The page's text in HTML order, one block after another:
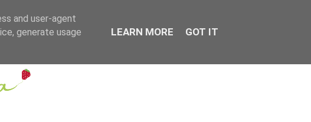
and user-agent
generate usage
LEARN MORE GOT IT